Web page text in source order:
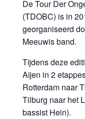
De Tour Der
(TDOBC) is in
georganiseerd
Meeuwis band.
Tijdens deze
Aijen in 2
Rotterdam naar
Tilburg naar het
bassist Hein).